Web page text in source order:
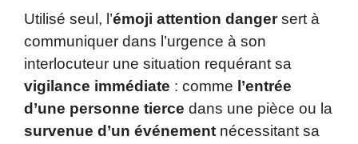
Utilisé seul, l’émoji attention dangersert à
communiquer dans l’urgence à son
interlocuteur une situation requérant sa
vigilance immédiate : comme l’entrée
d’une personne tierce dans une pièce ou la
survenue d’un événement nécessitant sa